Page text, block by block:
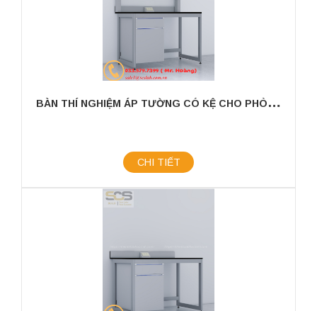
B
ÀN THÍ NGHIỆM ÁP TƯỜNG CÓ KỆ CHO PHÒNG THÍ NGHIỆM KÍCH THƯỚC 1200MM
CHI TIẾT